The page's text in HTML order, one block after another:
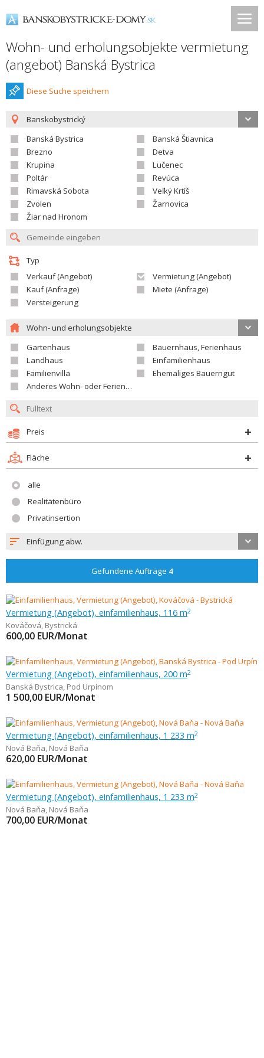
Wohn- und erholungsobjekte vermietung
(angebot) Banská Bystrica
Diese Suche speichern
Banskobystrický
Banská Bystrica
Banská Štiavnica
Brezno
Detva
Krupina
Lučenec
Poltár
Revúca
Rimavská Sobota
Veľký Krtíš
Zvolen
Žarnovica
Žiar nad Hronom
Typ
Verkauf (Angebot)
Vermietung (Angebot)
Kauf (Anfrage)
Miete (Anfrage)
Versteigerung
Wohn- und erholungsobjekte
Gartenhaus
Bauernhaus, Ferienhaus
Landhaus
Einfamilienhaus
Familienvilla
Ehemaliges Bauerngut
Anderes Wohn- oder Ferienobjekt
Preis
Fläche
alle
Realitätenbüro
Privatinsertion
Einfügung abw.
Gefundene Aufträge 4
Vermietung (Angebot), einfamilienhaus, 116 m2
Kováčová, Bystrická
600,00 EUR/Monat
Vermietung (Angebot), einfamilienhaus, 200 m2
Banská Bystrica, Pod Urpínom
1 500,00 EUR/Monat
Vermietung (Angebot), einfamilienhaus, 1 233 m2
Nová Baňa, Nová Baňa
620,00 EUR/Monat
Vermietung (Angebot), einfamilienhaus, 1 233 m2
Nová Baňa, Nová Baňa
700,00 EUR/Monat